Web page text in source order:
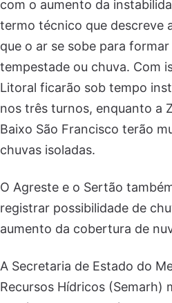
com o aumento da
termo técnico que descreve
que o ar se sobe para
tempestade ou chuva. Com
Litoral ficarão sob tempo
nos três turnos, enquanto a
Baixo São Francisco terão
chuvas isoladas.
O Agreste e o Sertão
registrar possibilidade de
aumento da cobertura de
A Secretaria de Estado do
Recursos Hídricos (Semarh)